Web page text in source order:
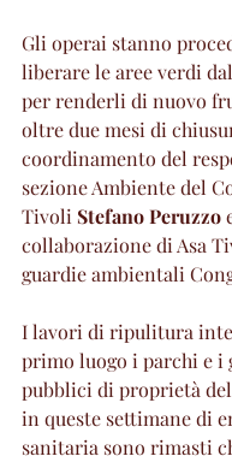
Gli operai stanno
liberare le aree verdi
per renderli di nuovo
oltre due mesi di
coordinamento del
sezione Ambiente del
Tivoli Stefano Peruzzo
collaborazione di Asa
guardie ambientali
I lavori di ripulitura
primo luogo i parchi e i
pubblici di proprietà
in queste settimane di
sanitaria sono rimasti